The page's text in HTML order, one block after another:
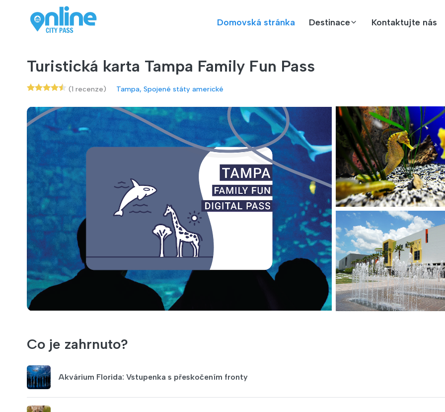
Domovská stránka Destinace Kontaktujte nás
Turistická karta Tampa Family Fun Pass
(1 recenze) Tampa, Spojené státy americké
Co je zahrnuto?
Akvárium Florida: Vstupenka s přeskočením fronty